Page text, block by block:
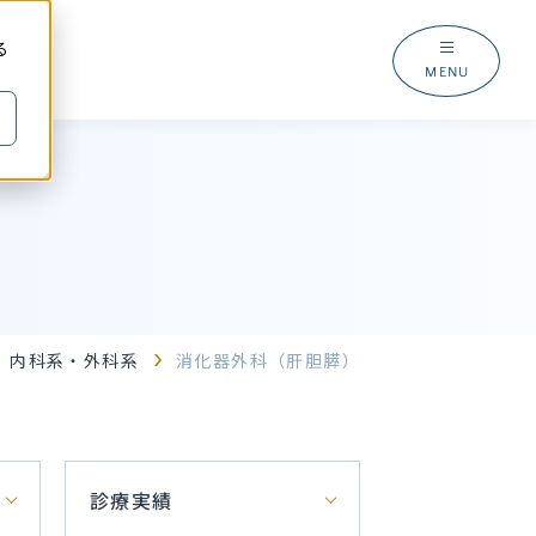
MENU
内科系・外科系 消化器外科（肝胆膵）
診療実績